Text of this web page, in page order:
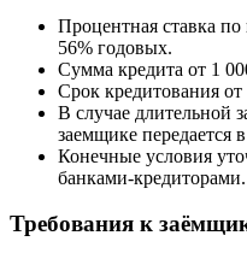
Процентная ставка
56% годовых.
Сумма кредита от 1
Срок кредитования от
В случае длительной
заемщике передается
Конечные условия
банками-кредиторами.
Требования к